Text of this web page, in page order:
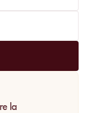
la